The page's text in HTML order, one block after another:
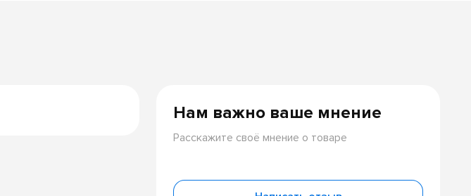
Нам важно ваше мнение
Расскажите своё мнение о товаре